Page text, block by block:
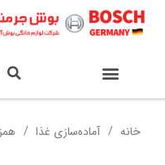
خانه آماده‌سازی غذا